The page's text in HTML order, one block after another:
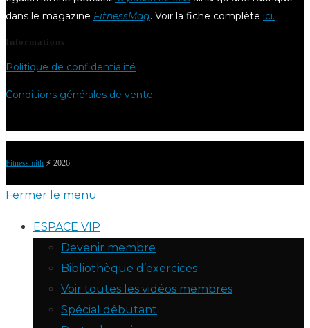
dans le magazine FitnessMag. Voir la fiche complète ici.
Informations
Politique de confidentialité
Conditions générales de vente
Fitnessmith ⚡️ 2026
Fermer le menu
ESPACE VIP
Devenir membre
Bibliothèque d’exercices
Voir toutes les vidéos membres
Spécial débutant